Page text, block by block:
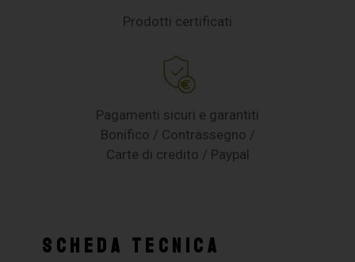
Prodotti certificati
Pagamenti sicuri e garantiti
Bonifico / Contrassegno /
Carte di credito / Paypal
SCHEDA TECNICA